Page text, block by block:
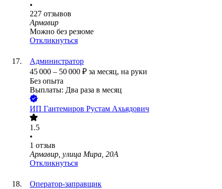
•
227 отзывов
Армавир
Можно без резюме
Откликнуться
Администратор
45 000 – 50 000 ₽ за месяц, на руки
Без опыта
Выплаты: Два раза в месяц
ИП Гантемиров Рустам Ахьядович
1.5
•
1 отзыв
Армавир, улица Мира, 20А
Откликнуться
Оператор-заправщик